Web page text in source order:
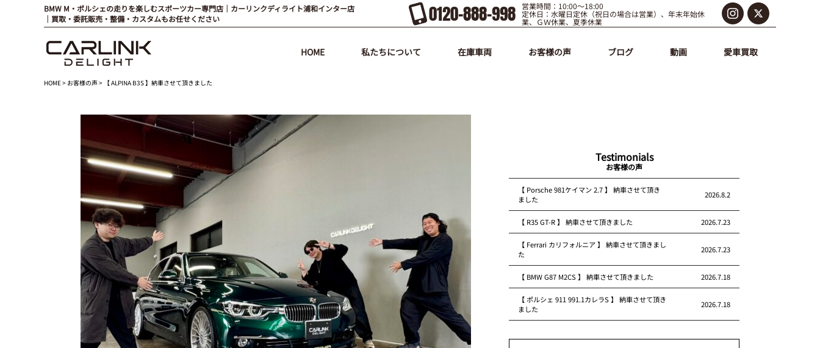
BMW M・ポルシェの走りを楽しむスポーツカー専門店｜カーリンクディライト浦和インター店
｜買取・委託販売・整備・カスタムもお任せください
0120-888-998 営業時間：10:00～18:00
定休日：水曜日定休（祝日の場合は営業）、年末年始休
業、ＧＷ休業、夏季休業
HOME 私たちについて 在庫車両 お客様の声 ブログ 動画 愛車買取
HOME> お客様の声> 【 ALPINA B3S 】納車させて頂きました
Testimonials
お客様の声
【 Porsche 981ケイマン 2.7 】 納車させて頂き
ました
2026.8.2
【 R35 GT-R 】 納車させて頂きました 2026.7.23
【 Ferrari カリフォルニア 】 納車させて頂きまし
た
2026.7.23
【 BMW G87 M2CS 】 納車させて頂きました 2026.7.18
【 ポルシェ 911 991.1カレラS 】 納車させて頂き
ました
2026.7.18